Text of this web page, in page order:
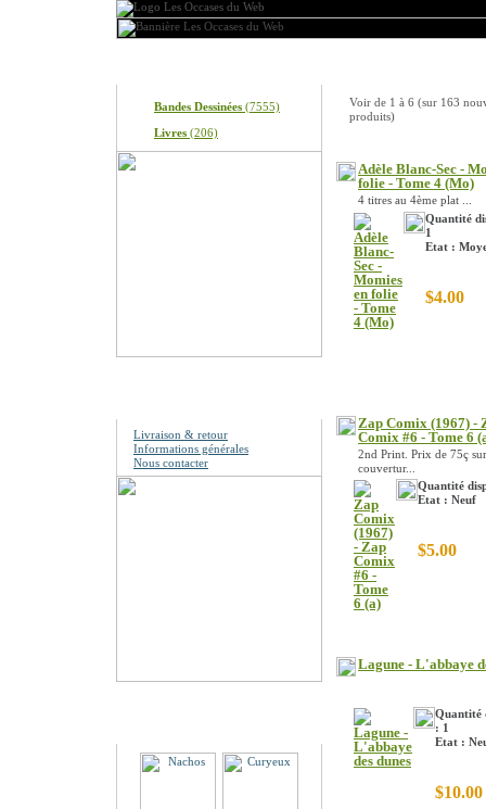
Bandes Dessinées (7555)
Livres (206)
Livraison & retour
Informations générales
Nous contacter
Voir de 1 à 6 (sur 163
produits)
Adèle Blanc-Sec -
folie - Tome 4 (Mo)
4 titres au 4ème plat ...
Quantité
1
Etat :
$4.00
Zap Comix (1967) -
Comix #6 - Tome 6
2nd Print. Prix de 75ç
couvertur...
Quantité
Etat : Neuf
$5.00
Lagune - L'abbaye
Quantité
: 1
Etat :
$10.00